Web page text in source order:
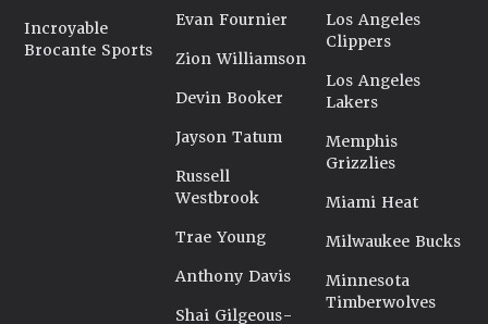
Incroyable
Brocante Sports
Evan Fournier
Zion Williamson
Devin Booker
Jayson Tatum
Russell
Westbrook
Trae Young
Anthony Davis
Shai Gilgeous-
Los Angeles
Clippers
Los Angeles
Lakers
Memphis
Grizzlies
Miami Heat
Milwaukee Bucks
Minnesota
Timberwolves